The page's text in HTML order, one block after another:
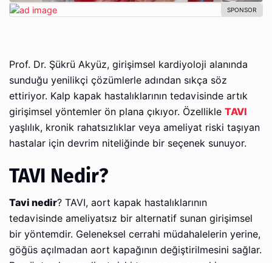
Prof. Dr. Şükrü Akyüz, girişimsel kardiyoloji alanında
sunduğu yenilikçi çözümlerle adından sıkça söz
ettiriyor. Kalp kapak hastalıklarının tedavisinde artık
girişimsel yöntemler ön plana çıkıyor. Özellikle TAVI
yaşlılık, kronik rahatsızlıklar veya ameliyat riski taşıyan
hastalar için devrim niteliğinde bir seçenek sunuyor.
TAVI Nedir?
Tavi nedir? TAVI, aort kapak hastalıklarının
tedavisinde ameliyatsız bir alternatif sunan girişimsel
bir yöntemdir. Geleneksel cerrahi müdahalelerin yerine,
göğüs açılmadan aort kapağının değiştirilmesini sağlar.